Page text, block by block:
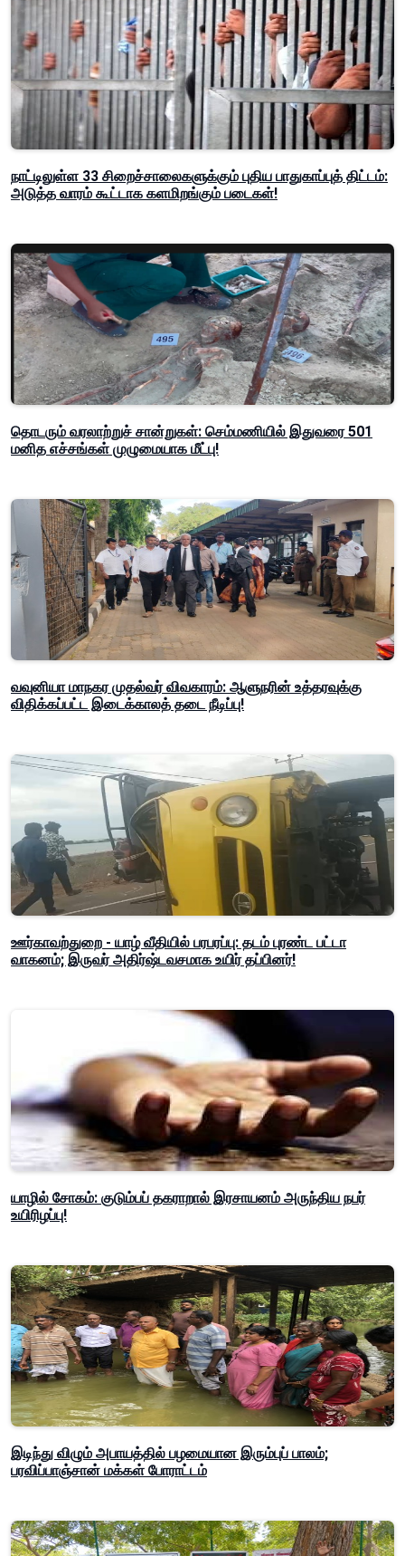
நாட்டிலுள்ள 33 சிறைச்சாலைகளுக்கும் புதிய பாதுகாப்புத் திட்டம்:
அடுத்த வாரம் கூட்டாக களமிறங்கும் படைகள்!
தொடரும் வரலாற்றுச் சான்றுகள்: செம்மணியில் இதுவரை 501
மனித எச்சங்கள் முழுமையாக மீட்பு!
வவுனியா மாநகர முதல்வர் விவகாரம்: ஆளுநரின் உத்தரவுக்கு
விதிக்கப்பட்ட இடைக்காலத் தடை நீடிப்பு!
ஊர்காவற்துறை - யாழ் வீதியில் பரபரப்பு: தடம் புரண்ட பட்டா
வாகனம்; இருவர் அதிர்ஷ்டவசமாக உயிர் தப்பினர்!
யாழில் சோகம்: குடும்பப் தகராறால் இரசாயனம் அருந்திய நபர்
உயிரிழப்பு!
இடிந்து விழும் அபாயத்தில் பழமையான இரும்புப் பாலம்;
பரவிப்பாஞ்சான் மக்கள் போராட்டம்